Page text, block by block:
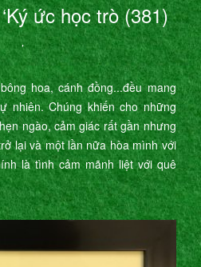
ức học trò (381)
’
hoa, cánh đồng...đều mang
nhiên. Chúng khiến cho những
ngào, cảm giác rất gần nhưng
lại và một lần nữa hòa mình với
là tình cảm mãnh liệt với quê